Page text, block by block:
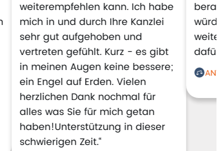
weiterempfehlen kann. Ich habe
mich in und durch Ihre Kanzlei
sehr gut aufgehoben und
vertreten gefühlt. Kurz - es gibt
in meinen Augen keine bessere;
ein Engel auf Erden. Vielen
herzlichen Dank nochmal für
alles was Sie für mich getan
haben!Unterstützung in dieser
schwierigen Zeit.“